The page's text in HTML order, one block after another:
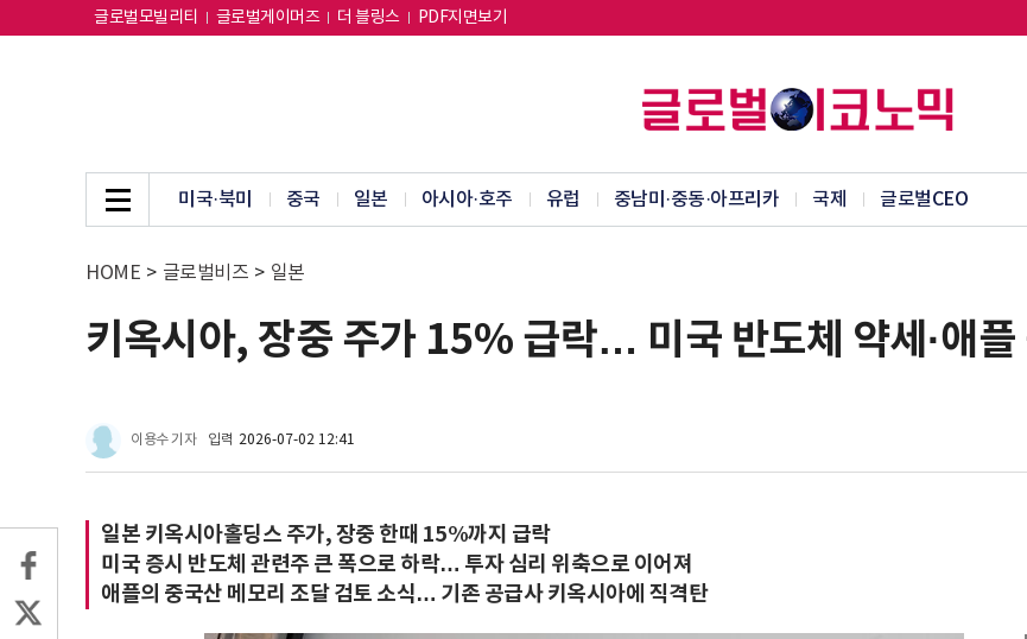
글로벌모빌리티 글로벌게이머즈 더 블링스 PDF지면보기
미국·북미 중국 일본 아시아·호주 유럽 중남미·중동·아프리카 국제 글로벌CEO
HOME > 글로벌비즈 > 일본
키옥시아, 장중 주가 15% 급락… 미국 반도체 약세·애플
이용수 기자 입력 2026-07-02 12:41
일본 키옥시아홀딩스 주가, 장중 한때 15%까지 급락
미국 증시 반도체 관련주 큰 폭으로 하락… 투자 심리 위축으로 이어져
애플의 중국산 메모리 조달 검토 소식… 기존 공급사 키옥시아에 직격탄